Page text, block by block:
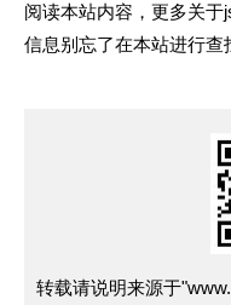
阅读本站内容，更多关于
信息别忘了在本站进行查
转载请说明来源于